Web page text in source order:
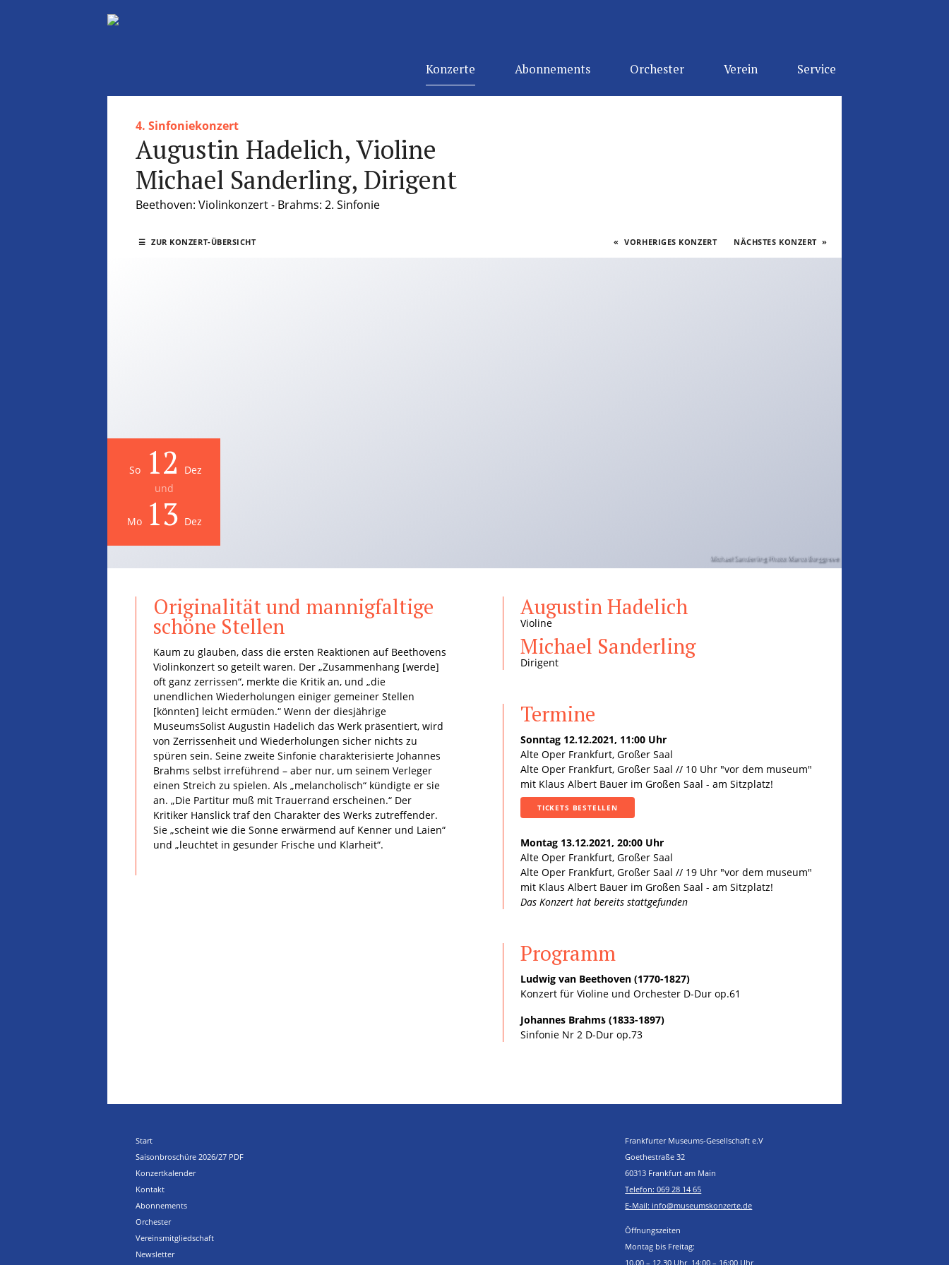
Konzerte Abonnements Orchester Verein Service
4. Sinfoniekonzert
Augustin Hadelich, Violine
Michael Sanderling, Dirigent
Beethoven: Violinkonzert - Brahms: 2. Sinfonie
☰ ZUR KONZERT-ÜBERSICHT « VORHERIGES KONZERT NÄCHSTES KONZERT »
Michael Sanderling Photo: Marco Borggreve
So 12
Dez
und
Mo 13 Dez
Originalität und mannigfaltige
schöne Stellen
Kaum zu glauben, dass die ersten Reaktionen auf Beethovens
Violinkonzert so geteilt waren. Der „Zusammenhang [werde]
oft ganz zerrissen“, merkte die Kritik an, und „die
unendlichen Wiederholungen einiger gemeiner Stellen
[könnten] leicht ermüden.“ Wenn der diesjährige
MuseumsSolist Augustin Hadelich das Werk präsentiert, wird
von Zerrissenheit und Wiederholungen sicher nichts zu
spüren sein. Seine zweite Sinfonie charakterisierte Johannes
Brahms selbst irreführend – aber nur, um seinem Verleger
einen Streich zu spielen. Als „melancholisch“ kündigte er sie
an. „Die Partitur muß mit Trauerrand erscheinen.“ Der
Kritiker Hanslick traf den Charakter des Werks zutreffender.
Sie „scheint wie die Sonne erwärmend auf Kenner und Laien“
und „leuchtet in gesunder Frische und Klarheit“.
Augustin Hadelich
Violine
Michael Sanderling
Dirigent
Termine
Sonntag 12.12.2021, 11:00 Uhr
Alte Oper Frankfurt, Großer Saal
Alte Oper Frankfurt, Großer Saal // 10 Uhr "vor dem museum"
mit Klaus Albert Bauer im Großen Saal - am Sitzplatz!
TICKETS BESTELLEN
Montag 13.12.2021, 20:00 Uhr
Alte Oper Frankfurt, Großer Saal
Alte Oper Frankfurt, Großer Saal // 19 Uhr "vor dem museum"
mit Klaus Albert Bauer im Großen Saal - am Sitzplatz!
Das Konzert hat bereits stattgefunden
Programm
Ludwig van Beethoven (1770-1827)
Konzert für Violine und Orchester D-Dur op.61
Johannes Brahms (1833-1897)
Sinfonie Nr 2 D-Dur op.73
Start
Saisonbroschüre 2026/27 PDF
Konzertkalender
Kontakt
Abonnements
Orchester
Vereinsmitgliedschaft
Newsletter
Frankfurter Museums-Gesellschaft e.V
Goethestraße 32
60313 Frankfurt am Main
Telefon: 069 28 14 65
E-Mail: info@museumskonzerte.de
Öffnungszeiten
Montag bis Freitag:
10.00 – 12.30 Uhr, 14:00 – 16:00 Uhr